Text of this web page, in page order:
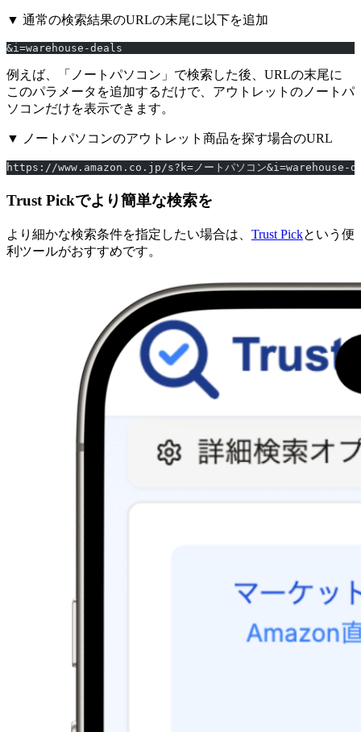
▼ 通常の検索結果のURLの末尾に以下を追加
&i=warehouse-deals
例えば、「ノートパソコン」で検索した後、URLの末尾に
このパラメータを追加するだけで、アウトレットのノートパ
ソコンだけを表示できます。
▼ ノートパソコンのアウトレット商品を探す場合のURL
https://www.amazon.co.jp/s?k=ノートパソコン&i=warehouse-
Trust Pickでより簡単な検索を
より細かな検索条件を指定したい場合は、 Trust Pickという便
利ツールがおすすめです。